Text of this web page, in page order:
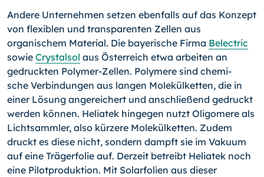
Andere Unternehmen setzen ebenfalls auf das Konzept
von flexiblen und transparen­ten Zellen aus
organischem Material. Die bayerische Firma Belectric
sowie Crystalsol aus Österreich etwa arbeiten an
gedruckten Polymer-Zellen. Polymere sind chemi­
sche Verbindungen aus langen Molekülketten, die in
einer Lösung angereichert und anschließend gedruckt
werden können. Heliatek hingegen nutzt Oligomere als
Licht­sammler, also kürzere Molekülketten. Zudem
druckt es diese nicht, sondern dampft sie im Vakuum
auf eine Trägerfolie auf. Derzeit betreibt Heliatek noch
eine Pilotpro­duktion. Mit Solarfolien aus dieser